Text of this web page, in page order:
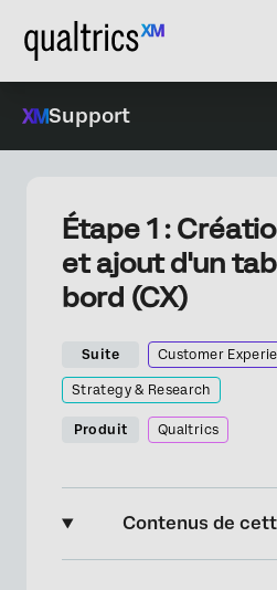
Support
Étape 1 :
et ajout d'un
bord (CX)
Suite Customer
Strategy & Research
Produit Qualtrics
Contenus de